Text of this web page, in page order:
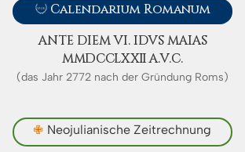
 Calendarium Romanum
ANTE DIEM VI. IDVS MAIAS
ⅯⅯⅮⅭⅭⅬⅩⅫ A.V.C.
(das Jahr 2772 nach der Gründung Roms)
✙ Neojulianische Zeitrechnung